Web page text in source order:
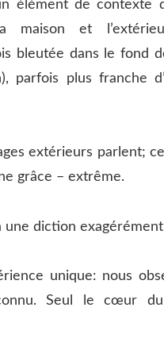
élément de
maison et
bleutée dans le fond
parfois plus
extérieurs parlent;
grâce – extrême.
une diction
unique: nous
Seul le cœur